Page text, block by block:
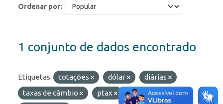
Ordenar por
1 conjunto de dados encontrado
Etiquetas: cotações dólar
diárias
taxas de câmbio
ptax
Organizações: